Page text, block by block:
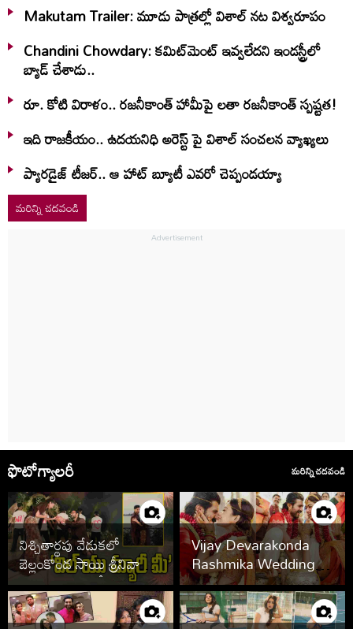
Makutam Trailer: మూడు పాత్రల్లో విశాల్ నట విశ్వరూపం
Chandini Chowdary: కమిట్‌మెంట్ ఇవ్వలేదని ఇండస్ట్రీలో
బ్యాడ్ చేశాడు..
రూ. కోటి విరాళం.. రజనీకాంత్ హామీపై లతా రజనీకాంత్ స్పష్టత!
ఇది రాజకీయం.. ఉదయనిధి అరెస్ట్ పై విశాల్ సంచలన వ్యాఖ్యలు
ప్యారడైజ్ టీజర్.. ఆ హాట్ బ్యూటీ ఎవరో చెప్పండయ్యా
మరిన్ని చదవండి
ఫొటోగ్యాలరీ మరిన్ని చదవండి
నిశ్చితార్థపు వేడుకలో
బెల్లంకొండ సాయి శ్రీనివాస్,
కావ్య రెడ్డి.. ఫొటోలు వైరల్
Vijay Devarakonda
Rashmika Wedding
Photos